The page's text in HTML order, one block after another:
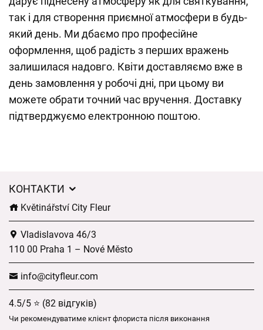
так і для створення приємної атмосфери в будь-
який день. Ми дбаємо про професійне
оформлення, щоб радість з перших вражень
залишилася надовго. Квіти доставляємо вже в
день замовлення у робочі дні, при цьому ви
можете обрати точний час вручення. Доставку
підтверджуємо електронною поштою.
КОНТАКТИ
Květinářství City Fleur
Vladislavova 46/3
110 00 Praha 1 – Nové Město
info@cityfleur.com
4.5/5 ⭐ (82 відгуків)
Чи рекомендуватиме клієнт флориста після виконання